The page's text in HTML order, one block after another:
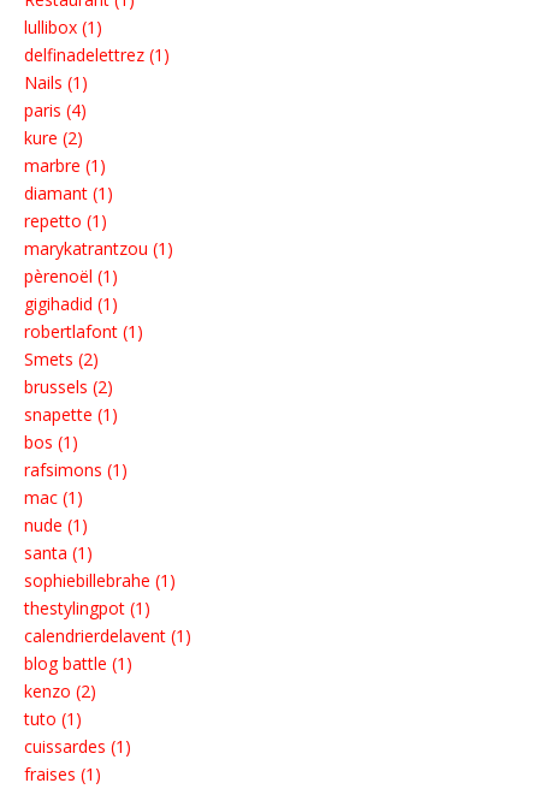
lullibox (1)
delfinadelettrez (1)
Nails (1)
paris (4)
kure (2)
marbre (1)
diamant (1)
repetto (1)
marykatrantzou (1)
pèrenoël (1)
gigihadid (1)
robertlafont (1)
Smets (2)
brussels (2)
snapette (1)
bos (1)
rafsimons (1)
mac (1)
nude (1)
santa (1)
sophiebillebrahe (1)
thestylingpot (1)
calendrierdelavent (1)
blog battle (1)
kenzo (2)
tuto (1)
cuissardes (1)
fraises (1)